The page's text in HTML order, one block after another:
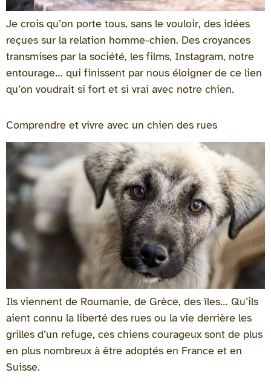
Je crois qu’on porte tous, sans le vouloir, des idées
reçues sur la relation homme-chien. Des croyances
transmises par la société, les films, Instagram, notre
entourage… qui finissent par nous éloigner de ce lien
qu’on voudrait si fort et si vrai avec notre chien.
Comprendre et vivre avec un chien des rues
Ils viennent de Roumanie, de Grèce, des îles… Qu’ils
aient connu la liberté des rues ou la vie derrière les
grilles d’un refuge, ces chiens courageux sont de plus
en plus nombreux à être adoptés en France et en
Suisse.